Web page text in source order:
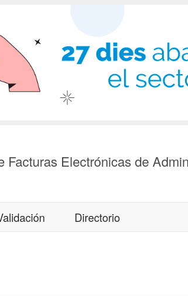
Facturas Electrónicas de
Directorio